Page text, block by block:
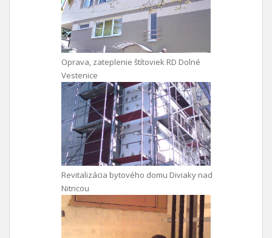
Oprava, zateplenie štítoviek RD Dolné
Vestenice
Revitalizácia bytového domu Diviaky nad
Nitricou